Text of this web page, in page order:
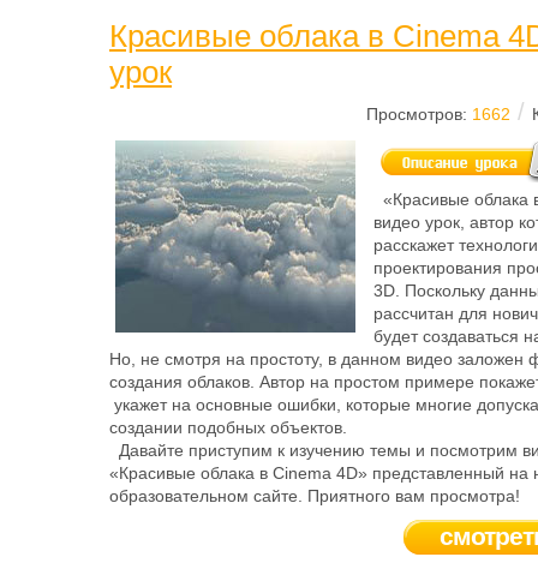
Красивые облака в Cinema
урок
Просмотров: 1662 /
«Красивые облака
видео урок, автор
расскажет
проектирования
3D. Поскольку
рассчитан для
будет создаваться
Но, не смотря на простоту, в данном видео заложен
создания облаков. Автор на простом примере
укажет на основные ошибки, которые многие
создании подобных объектов.
Давайте приступим к изучению темы и посмотрим
«Красивые облака в Cinema 4D» представленный
образовательном сайте. Приятного вам просмотра!